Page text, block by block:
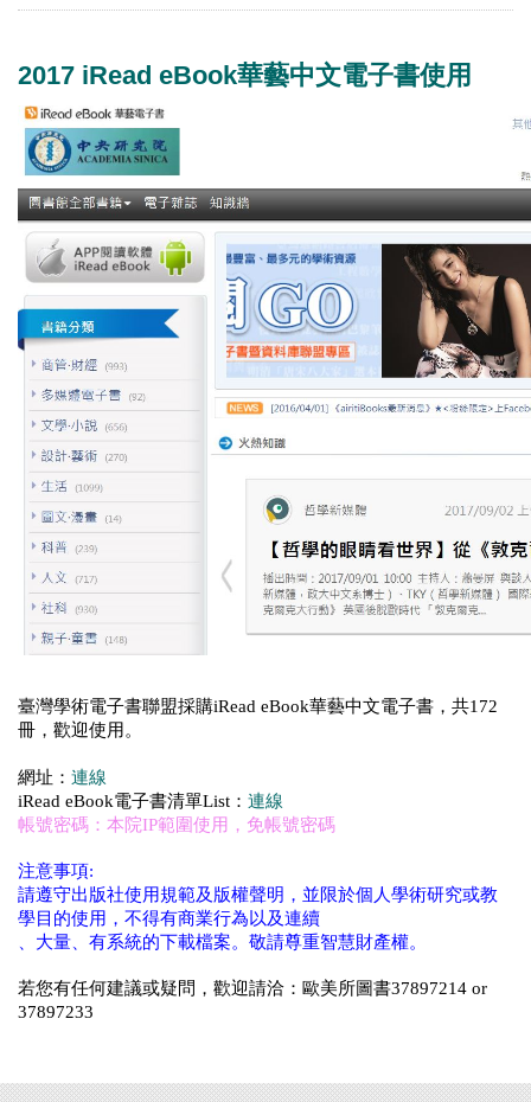
2017 iRead eBook華藝中文電子書使用
臺灣學術電子書聯盟採購iRead eBook華藝中文電子書，共172
冊，歡迎使用。
網址： 連線
iRead eBook電子書清單List： 連線
帳號密碼：本院IP範圍使用，免帳號密碼
注意事項:
請遵守出版社使用規範及版權聲明，並限於個人學術研究或教
學目的使用，不得有商業行為以及連續
、大量、有系統的下載檔案。敬請尊重智慧財產權。
若您有任何建議或疑問，歡迎請洽：歐美所圖書37897214 or
37897233